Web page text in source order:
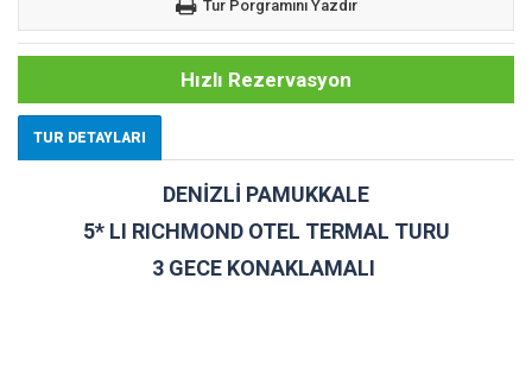
Tur Porgramını Yazdır
Hızlı Rezervasyon
TUR DETAYLARI
DENİZLİ PAMUKKALE
5* LI RICHMOND OTEL TERMAL TURU
3 GECE KONAKLAMALI